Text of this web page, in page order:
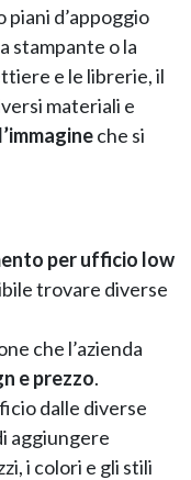
piani d’appoggio
stampante o la
e le librerie, il
materiali e
che si
per ufficio low
trovare diverse
che l’azienda
e prezzo.
dalle diverse
aggiungere
i colori e gli stili